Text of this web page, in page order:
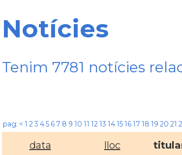
Notícies
Tenim 7781 notícies
pag: < 1 23 45 6 7 8 9 10 11 1213 14151617 18 19 20 21
data lloc